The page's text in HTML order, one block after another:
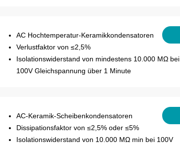
AC Hochtemperatur-Keramikkondensatoren
Verlustfaktor von ≤2,5%
Isolationswiderstand von mindestens 10.000 MΩ bei
100V Gleichspannung über 1 Minute
AC-Keramik-Scheibenkondensatoren
Dissipationsfaktor von ≤2,5% oder ≤5%
Isolationswiderstand von 10.000 MΩ min bei 100V